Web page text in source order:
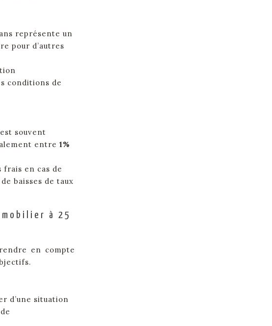
représente un
pour d’autres
conditions de
souvent
entre 1%
frais en cas de
baisses de taux
à 25
en compte
d’une situation